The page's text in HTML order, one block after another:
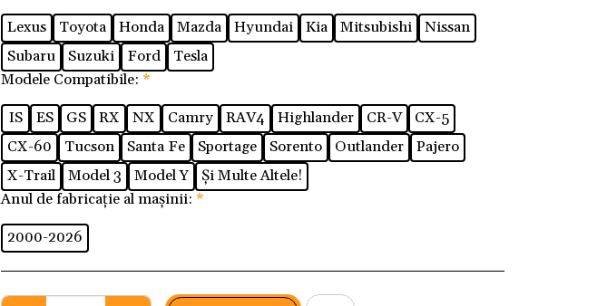
Lexus
Toyota Honda Mazda Hyundai Kia Mitsubishi
Nissan
Subaru
Suzuki Ford
Tesla
Modele Compatibile: *
IS
ES GS RX NX Camry RAV4 Highlander CR-V
CX-5
CX-60
Tucson Santa Fe Sportage Sorento Outlander
Pajero
X-Trail
Model 3 Model Y
Și Multe Altele!
Anul de fabricație al mașinii: *
2000-2026